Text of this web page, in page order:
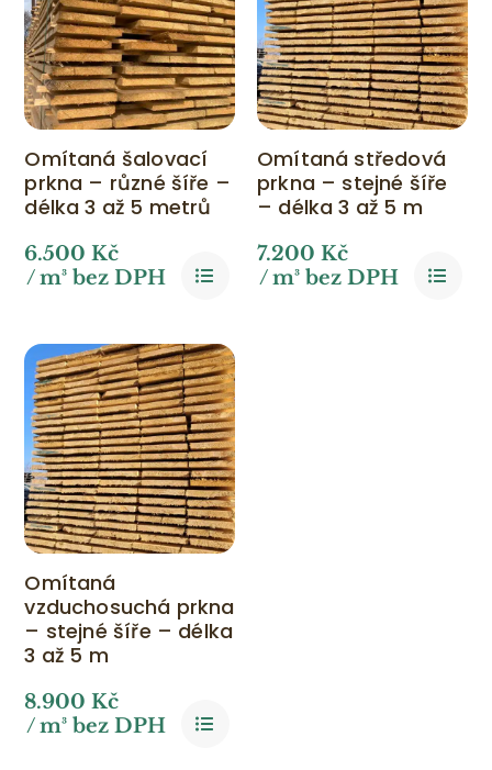
Omítaná šalovací
prkna – různé šíře –
délka 3 až 5 metrů
6.500Kč
/ m³ bez DPH
Omítaná středová
prkna – stejné šíře
– délka 3 až 5 m
7.200 Kč
/ m³ bez DPH
Omítaná
vzduchosuchá prkna
– stejné šíře – délka
3 až 5 m
8.900Kč
/ m³ bez DPH